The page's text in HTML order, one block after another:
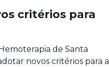
critérios para
de Santa
novos critérios para a